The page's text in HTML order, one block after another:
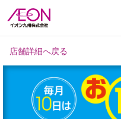
店舗詳細へ戻る